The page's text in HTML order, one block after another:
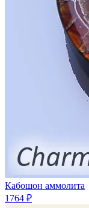
Кабошон аммолита
1764 ₽